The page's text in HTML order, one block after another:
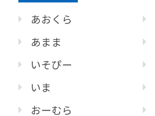
あおくら
あまま
いそぴー
いま
おーむら